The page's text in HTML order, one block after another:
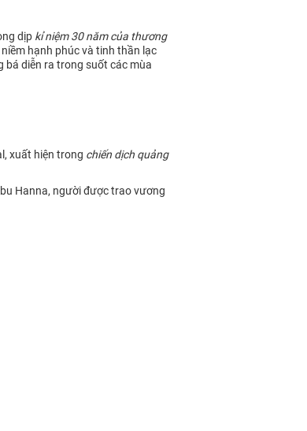
dịp kỉ niệm 30 năm của thương
hạnh phúc và tinh thần lạc
bá diễn ra trong suốt các mùa
xuất hiện trong chiến dịch quảng
Hanna, người được trao vương